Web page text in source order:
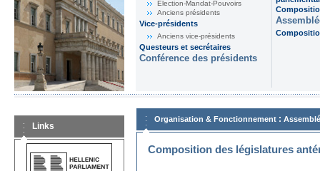
Election-Mandat-Pouvoirs
Anciens présidents
Vice-présidents
Anciens vice-présidents
Questeurs et secrétaires
Conférence des présidents
Links
Organisation & Fonctionnement :
Composition des législatures